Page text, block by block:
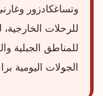
وتساغكادزور
للرحلات
للمناطق الجبلية
الجولات اليومية